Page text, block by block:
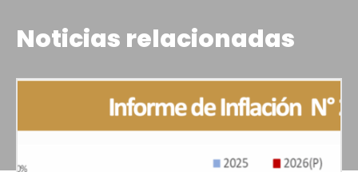
Noticias relacionadas